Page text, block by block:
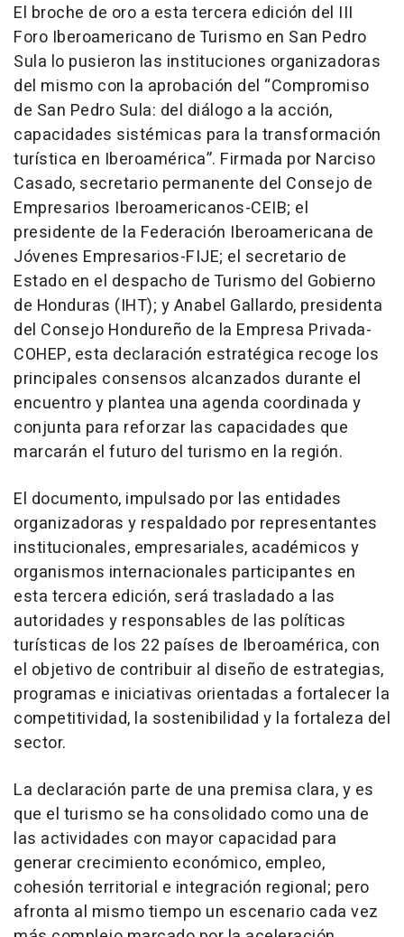
El broche de oro a esta tercera edición del III
Foro Iberoamericano de Turismo en San Pedro
Sula lo pusieron las instituciones organizadoras
del mismo con la aprobación del “Compromiso
de San Pedro Sula: del diálogo a la acción,
capacidades sistémicas para la transformación
turística en Iberoamérica”. Firmada por Narciso
Casado, secretario permanente del Consejo de
Empresarios Iberoamericanos-CEIB; el
presidente de la Federación Iberoamericana de
Jóvenes Empresarios-FIJE; el secretario de
Estado en el despacho de Turismo del Gobierno
de Honduras (IHT); y Anabel Gallardo, presidenta
del Consejo Hondureño de la Empresa Privada-
COHEP, esta declaración estratégica recoge los
principales consensos alcanzados durante el
encuentro y plantea una agenda coordinada y
conjunta para reforzar las capacidades que
marcarán el futuro del turismo en la región.
El documento, impulsado por las entidades
organizadoras y respaldado por representantes
institucionales, empresariales, académicos y
organismos internacionales participantes en
esta tercera edición, será trasladado a las
autoridades y responsables de las políticas
turísticas de los 22 países de Iberoamérica, con
el objetivo de contribuir al diseño de estrategias,
programas e iniciativas orientadas a fortalecer la
competitividad, la sostenibilidad y la fortaleza del
sector.
La declaración parte de una premisa clara, y es
que el turismo se ha consolidado como una de
las actividades con mayor capacidad para
generar crecimiento económico, empleo,
cohesión territorial e integración regional; pero
afronta al mismo tiempo un escenario cada vez